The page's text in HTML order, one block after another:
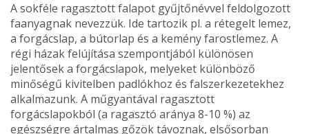
A sokféle ragasztott falapot gyűjtőnévvel feldol­gozott
faanyagnak nevezzük. Ide tartozik pl. a rétegelt lemez,
a forgácslap, a bútorlap és a kemény farostlemez. A
régi házak felújítása szempontjából különösen
jelentősek a forgács­lapok, melyeket különböző
minőségű kivitelben padlókhoz és falszerkezetekhez
alkalmazunk. A műgyantával ragasztott
forgácslapokból (a ra­gasztó aránya 8-10 %) az
egészségre ártal­mas gőzök távoznak, elsősorban